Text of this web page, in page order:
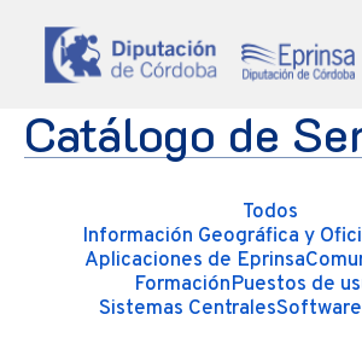
Catálogo de
Todos
Información Geográfica y
Aplicaciones de Eprinsa
FormaciónPuestos de
Sistemas Centrales